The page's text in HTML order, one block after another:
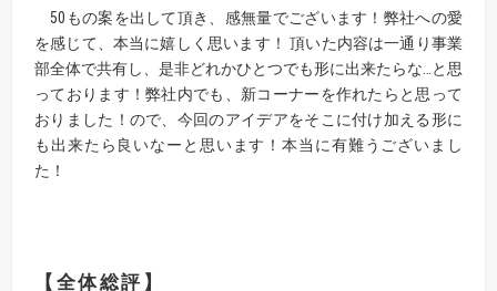
50もの案を出して頂き、感無量でございます！弊社への愛
を感じて、本当に嬉しく思います！ 頂いた内容は一通り事業
部全体で共有し、是非どれかひとつでも形に出来たらな…と思
っております！弊社内でも、新コーナーを作れたらと思って
おりました！ので、今回のアイデアをそこに付け加える形に
も出来たら良いなーと思います！本当に有難うございまし
た！
【全体総評】